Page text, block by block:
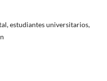
estudiantes universitarios,